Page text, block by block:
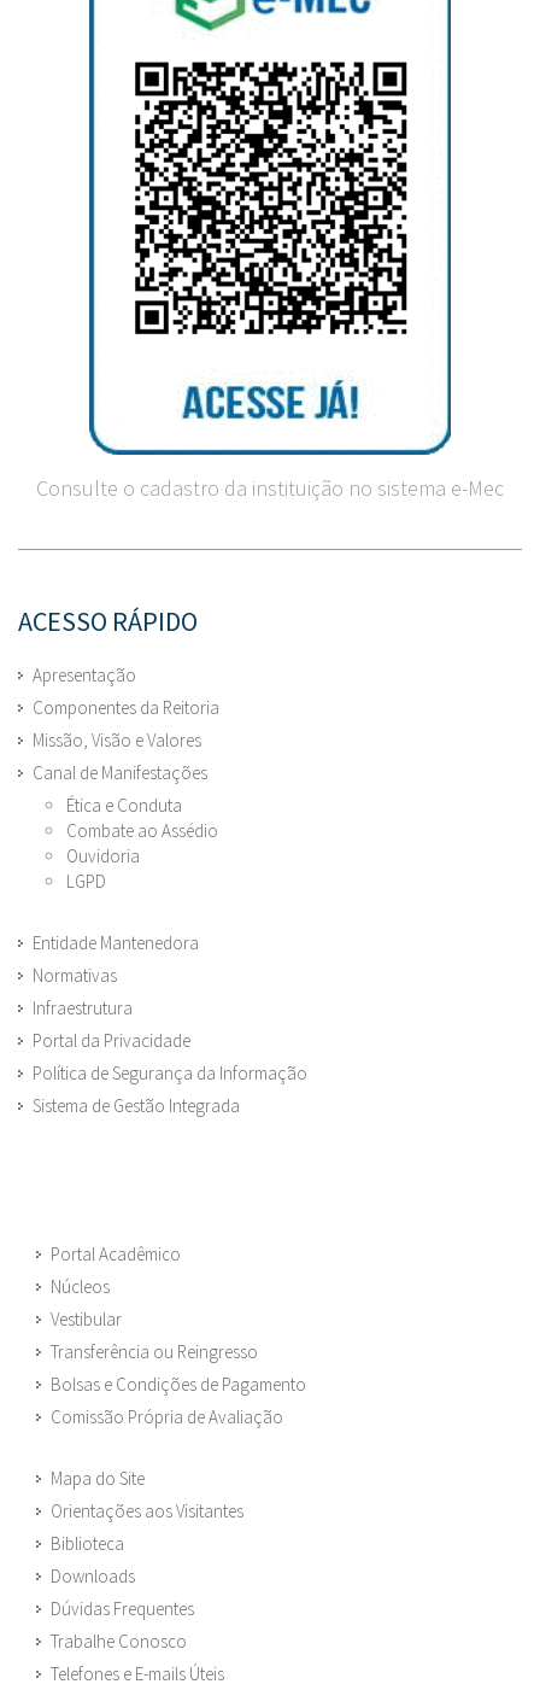
Consulte o cadastro da instituição no sistema e-Mec
ACESSO RÁPIDO
Apresentação
Componentes da Reitoria
Missão, Visão e Valores
Canal de Manifestações
Ética e Conduta
Combate ao Assédio
Ouvidoria
LGPD
Entidade Mantenedora
Normativas
Infraestrutura
Portal da Privacidade
Política de Segurança da Informação
Sistema de Gestão Integrada
Portal Acadêmico
Núcleos
Vestibular
Transferência ou Reingresso
Bolsas e Condições de Pagamento
Comissão Própria de Avaliação
Mapa do Site
Orientações aos Visitantes
Biblioteca
Downloads
Dúvidas Frequentes
Trabalhe Conosco
Telefones e E-mails Úteis